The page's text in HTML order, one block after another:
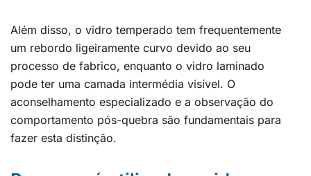
Além disso, o vidro temperado tem frequentemente
um rebordo ligeiramente curvo devido ao seu
processo de fabrico, enquanto o vidro laminado
pode ter uma camada intermédia visível. O
aconselhamento especializado e a observação do
comportamento pós-quebra são fundamentais para
fazer esta distinção.